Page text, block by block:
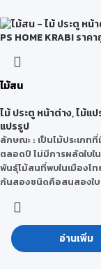
ตอบโจทย์กลุ่มลูกค้าและ
มีส่วนร่วมในการอนุรักษ์
คุณภาพและขนาดได้มาต
• พิมพ์สีและทำสีบนแผ่นพ
• ผ่านการรับรองการเป็น
แวดล้อม มาตรฐาน
จากสถาบันประเทศสิงคโ
• ผ่านการรับรองมาตรฐ
Free(ปลอดจากสารตะ
สารระเหยที่เป็นพิษในอาก
กระบวนการผลิต
ExtrusionProcess(โค-
–การรีดร่วมทำให้ผิวหน้า
ไม้สน
ไม้ ประตู หน้าต่าง,ไม้แ
แปรรูป
ลักษณะ : เป็นไม้ประเภทที่
ตลอดปี ไม่มีการผลัดใบใ
พันธุ์ไม้สนที่พบในเมืองไ
กันสองชนิดคือสนสองใบ
คุณสมบัติ
ความแข็งแรงของไม้สนบ
มีความแข็งแรงใกล้เคียง
อ่านเพิ่ม